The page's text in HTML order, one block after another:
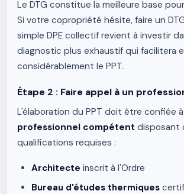
Le DTG constitue la meilleure base
Si votre copropriété hésite, faire un
simple DPE collectif revient à investir
diagnostic plus exhaustif qui facilitera
considérablement le PPT.
Étape 2 : Faire appel à un
L'élaboration du PPT doit être confiée
professionnel compétent disposant
qualifications requises :
Architecte inscrit à l'Ordre
Bureau d'études thermiques